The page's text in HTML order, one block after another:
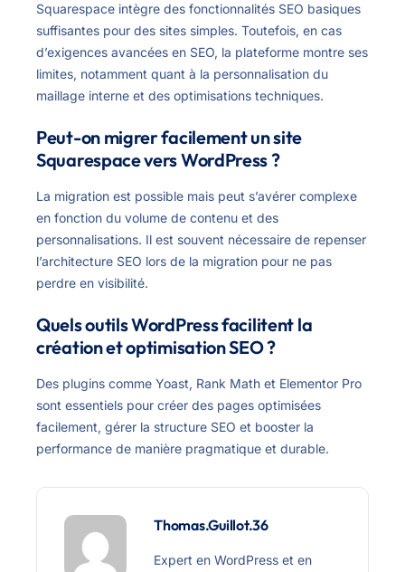
Squarespace intègre des fonctionnalités SEO basiques
suffisantes pour des sites simples. Toutefois, en cas
d’exigences avancées en SEO, la plateforme montre ses
limites, notamment quant à la personnalisation du
maillage interne et des optimisations techniques.
Peut-on migrer facilement un site
Squarespace vers WordPress ?
La migration est possible mais peut s’avérer complexe
en fonction du volume de contenu et des
personnalisations. Il est souvent nécessaire de repenser
l’architecture SEO lors de la migration pour ne pas
perdre en visibilité.
Quels outils WordPress facilitent la
création et optimisation SEO ?
Des plugins comme Yoast, Rank Math et Elementor Pro
sont essentiels pour créer des pages optimisées
facilement, gérer la structure SEO et booster la
performance de manière pragmatique et durable.
Thomas.Guillot.36
Expert en WordPress et en